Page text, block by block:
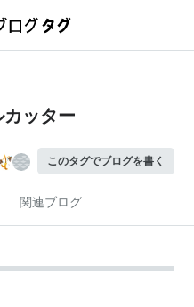
ッター
このタグでブログを書く
関連ブログ